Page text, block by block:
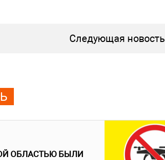
Следующая новость
ОБЛАСТЬЮ БЫЛИ